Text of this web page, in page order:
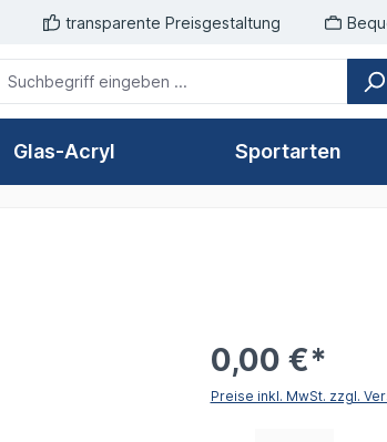
transparente Preisgestaltung
Glas-Acryl Sportarten
0,00 €*
Preise inkl. MwSt. zzgl.